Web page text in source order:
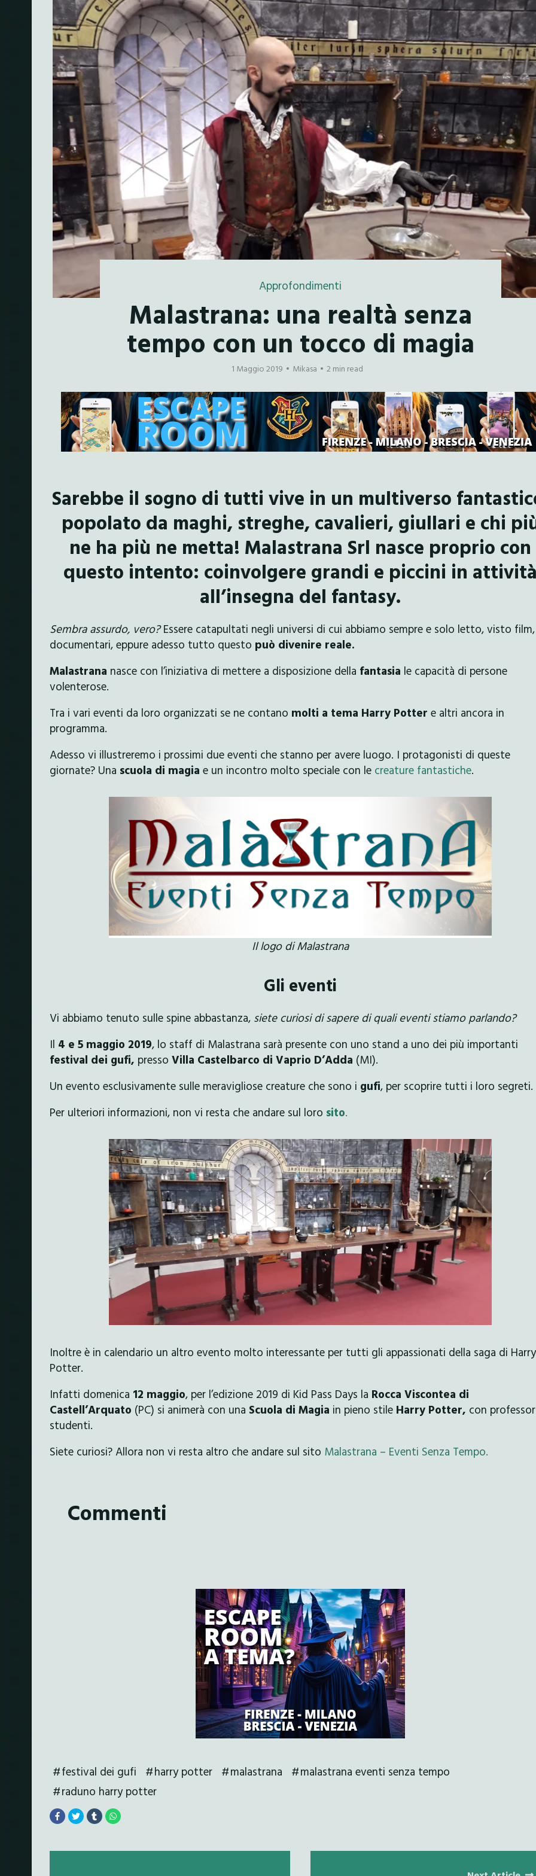
Approfondimenti
Malastrana: una realtà senza
tempo con un tocco di magia
1 Maggio 2019 Mikasa 2 min read
Sarebbe il sogno di tutti vive in un multiverso
popolato da maghi, streghe, cavalieri, giullari e chi
ne ha più ne metta! Malastrana Srl nasce proprio con
questo intento: coinvolgere grandi e piccini in
all’insegna del fantasy.
Sembra assurdo, vero?Essere catapultati negli universi di cui abbiamo sempre e solo letto, visto film,
documentari, eppure adesso tutto questo può divenire reale.
Malastrana nasce con l’iniziativa di mettere a disposizione della fantasia le capacità di persone
volenterose.
Tra i vari eventi da loro organizzati se ne contano molti a tema Harry Potter e altri ancora in
programma.
Adesso vi illustreremo i prossimi due eventi che stanno per avere luogo. I protagonisti di queste
giornate? Una scuola di magia e un incontro molto speciale con le creature fantastiche.
Il logo di Malastrana
Gli eventi
Vi abbiamo tenuto sulle spine abbastanza, siete curiosi di sapere di quali eventi stiamo parlando?
Il 4 e 5 maggio 2019, lo staff di Malastrana sarà presente con uno stand a uno dei più importanti
festival dei gufi, presso Villa Castelbarco di Vaprio D’Adda (MI).
Un evento esclusivamente sulle meravigliose creature che sono i gufi, per scoprire tutti i loro segreti.
Per ulteriori informazioni, non vi resta che andare sul loro sito.
Inoltre è in calendario un altro evento molto interessante per tutti gli appassionati della saga di Harry
Potter.
Infatti domenica 12 maggio, per l’edizione 2019 di Kid Pass Days la Rocca Viscontea di
Castell’Arquato (PC) si animerà con una Scuola di Magia in pieno stile Harry Potter, con
studenti.
Siete curiosi? Allora non vi resta altro che andare sul sito Malastrana – Eventi Senza Tempo.
Commenti
festival dei gufi harry potter malastrana
malastrana eventi senza tempo
raduno harry potter